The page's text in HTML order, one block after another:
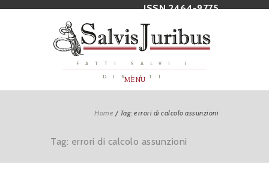
ISSN 2464-9775
FATTI SALVI I
DIRITTI
MENU
Home / Tag: errori di calcolo assunzioni
Tag: errori di calcolo assunzioni